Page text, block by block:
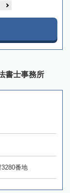
書士事務所
番地